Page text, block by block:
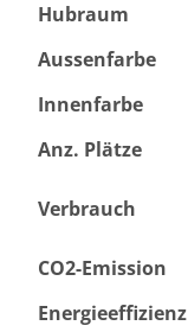
Hubraum
Aussenfarbe
Innenfarbe
Anz. Plätze
Verbrauch
CO2-Emission
Energieeffizienz